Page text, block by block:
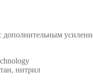
дополнительным
нитрил